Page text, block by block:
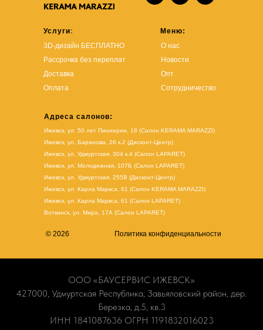
Услуги:
3D-дизайн БЕСПЛАТНО
Рассрочка без переплат
Доставка
Оплата
Меню:
О нас
Новости
Опт
Сотрудничество
Адреса салонов:
Ижевск, ул. 50 лет Пионерии, 18 (Салон KERAMA MARAZZI)
Ижевск, ул. Баранова, 26 к.2 (Дисконт-Центр)
Ижевск, ул. Удмуртская, 304 к.4 (Салон LAPARET)
Ижевск, ул. Молодежная, 107Б (Салон LAPARET)
Ижевск, ул. Удмуртская, 255В (Дисконт-Центр)
Ижевск, ул. Карла Маркса, 61 (Салон KERAMA MARAZZI)
Ижевск, ул. Карла Маркса, 61 (Салон LAPARET)
Воткинск, ул. Мира, 17А (Салон LAPARET)
© 2026 Политика конфиденциальности
ООО «БАУСЕРВИС ИЖЕВСК»
427000, Удмуртская Республика, Завьяловский район, дер.
Березка, д.5, кв.3
ИНН 1841087636 ОГРН 1191832016023